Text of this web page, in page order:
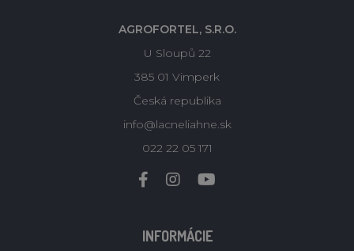
AGROFORTEL, S.R.O.
U Sloupů 22
385 01 Vimperk
Česká republika
info@lacneliahne.sk
022 22 05 171
INFORMÁCIE